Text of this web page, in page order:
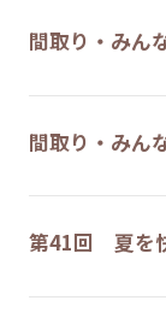
間取り・み
間取り・み
第41回 夏を